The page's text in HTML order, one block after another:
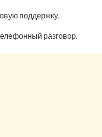
поддержку.
разговор.